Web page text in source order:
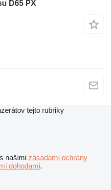
D65 PX
tejto rubriky
našimi zásadami ochrany
dohodami.